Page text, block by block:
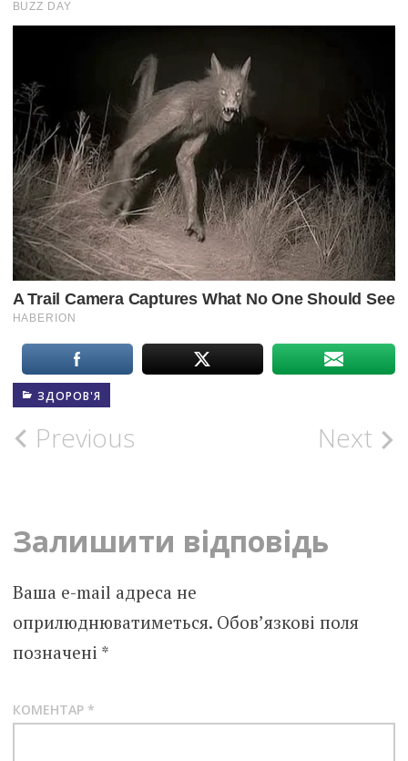
ЗДОРОВ'Я
Post
Previous Next
Залишити відповідь
Ваша e-mail адреса не
оприлюднюватиметься. Обов’язкові поля
позначені *
КОМЕНТАР *